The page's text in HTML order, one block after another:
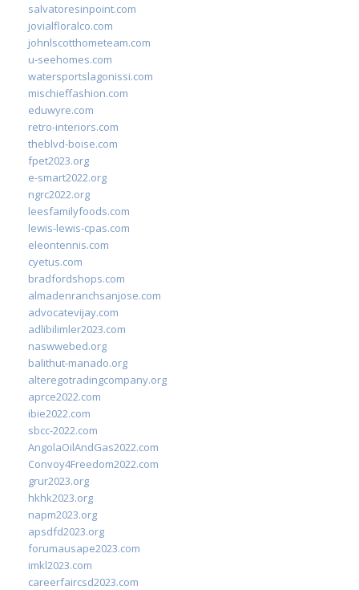
salvatoresinpoint.com
jovialfloralco.com
johnlscotthometeam.com
u-seehomes.com
watersportslagonissi.com
mischieffashion.com
eduwyre.com
retro-interiors.com
theblvd-boise.com
fpet2023.org
e-smart2022.org
ngrc2022.org
leesfamilyfoods.com
lewis-lewis-cpas.com
eleontennis.com
cyetus.com
bradfordshops.com
almadenranchsanjose.com
advocatevijay.com
adlibilimler2023.com
naswwebed.org
balithut-manado.org
alteregotradingcompany.org
aprce2022.com
ibie2022.com
sbcc-2022.com
AngolaOilAndGas2022.com
Convoy4Freedom2022.com
grur2023.org
hkhk2023.org
napm2023.org
apsdfd2023.org
forumausape2023.com
imkl2023.com
careerfaircsd2023.com